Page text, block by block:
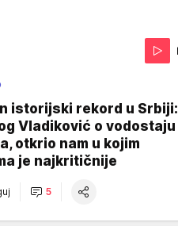
istorijski rekord u Srbiji:
Vladiković o vodostaju
otkrio nam u kojim
je najkritičnije
5